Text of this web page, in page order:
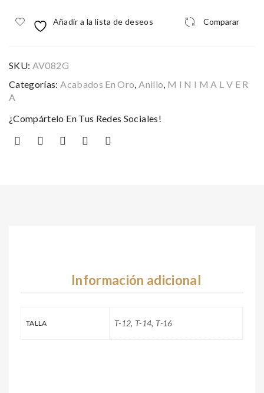
Añadir a la lista de deseos Comparar
SKU: AV082G
Categorías:Acabados En Oro,Anillo, M I N I M A L V E R
A
¿Compártelo En Tus Redes Sociales!
Información adicional
TALLA T-12, T-14, T-16